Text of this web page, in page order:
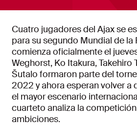
Cuatro jugadores del Ajax se
para su segundo Mundial de la
comienza oficialmente el
Weghorst, Ko Itakura, Takehiro
Šutalo formaron parte del
2022 y ahora esperan volver a
el mayor escenario
cuarteto analiza la
ambiciones.